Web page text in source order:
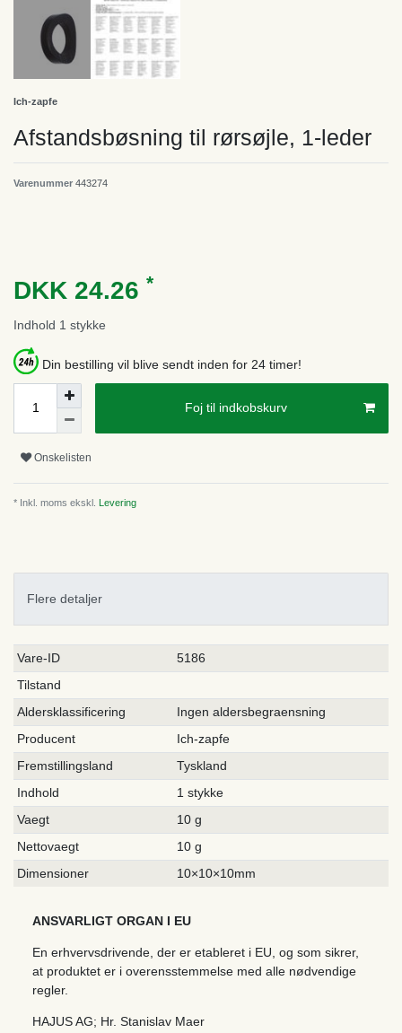
Ich-zapfe
Afstandsbøsning til rørsøjle, 1-leder
Varenummer 443274
DKK 24.26 *
Indhold 1 stykke
Din bestilling vil blive sendt inden for 24 timer!
Foj til indkobskurv
Onskelisten
* Inkl. moms ekskl. Levering
Flere detaljer
Ceres::Template.singleItemTechnicalDataAttribute
Ceres::Template.singleItemTechnicalDataValue
Vare-ID
5186
Tilstand
Aldersklassificering
Ingen aldersbegraensning
Producent
Ich-zapfe
Fremstillingsland
Tyskland
Indhold
1 stykke
Vaegt
10 g
Nettovaegt
10 g
Dimensioner
10×10×10mm
ANSVARLIGT ORGAN I EU
En erhvervsdrivende, der er etableret i EU, og som sikrer,
at produktet er i overensstemmelse med alle nødvendige
regler.
HAJUS AG; Hr. Stanislav Maer